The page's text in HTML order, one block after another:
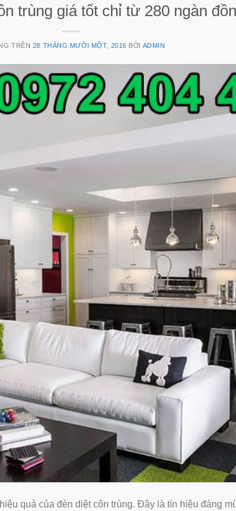
trùng giá tốt chỉ từ 280 ngàn
TRÊN 28 THÁNG MƯỜI MỘT, 2016 BỞI ADMIN
quả của đèn diệt côn trùng. Đây là tín hiệu đáng